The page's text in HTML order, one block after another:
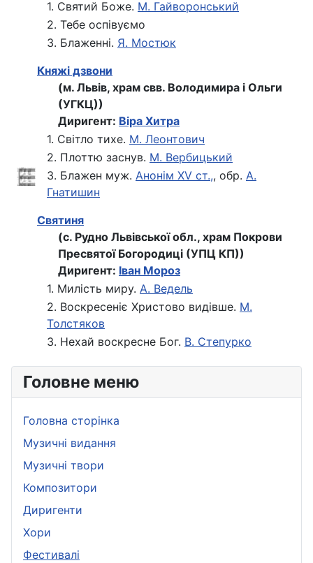
Головне меню
Головна сторінка
Музичні видання
Музичні твори
Композитори
Диригенти
Хори
Фестивалі
1. Святий Боже. М. Гайворонський
2. Тебе оспівуємо
3. Блаженні. Я. Мостюк
Княжі дзвони
(м. Львів, храм свв. Володимира і Ольги
(УГКЦ))
Диригент: Віра Хитра
1. Світло тихе. М. Леонтович
2. Плоттю заснув. М. Вербицький
3. Блажен муж. Анонім XV ст.,, обр. А.
Гнатишин
Святиня
(с. Рудно Львівської обл., храм Покрови
Пресвятої Богородиці (УПЦ КП))
Диригент: Іван Мороз
1. Милість миру. А. Ведель
2. Воскресеніє Христово видівше. М.
Толстяков
3. Нехай воскресне Бог. В. Степурко